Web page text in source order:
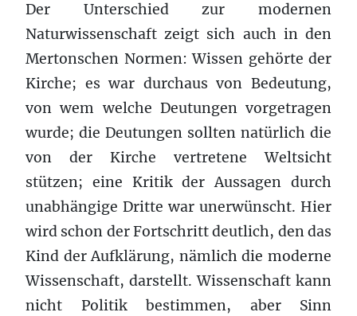
Der Unterschied zur modernen
Naturwissenschaft zeigt sich auch in den
Mertonschen Normen: Wissen gehörte der
Kirche; es war durchaus von Bedeutung,
von wem welche Deutungen vorgetragen
wurde; die Deutungen sollten natürlich die
von der Kirche vertretene Weltsicht
stützen; eine Kritik der Aussagen durch
unabhängige Dritte war unerwünscht. Hier
wird schon der Fortschritt deutlich, den das
Kind der Aufklärung, nämlich die moderne
Wissenschaft, darstellt. Wissenschaft kann
nicht Politik bestimmen, aber Sinn